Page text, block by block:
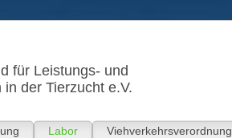
für Leistungs- und
der Tierzucht e.V.
Labor Viehverkehrsverordnung